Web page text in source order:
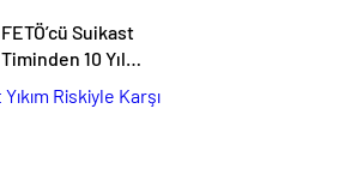
FETÖ’cü Suikast
Timinden 10 Yıl
Sonra Yakalandı!